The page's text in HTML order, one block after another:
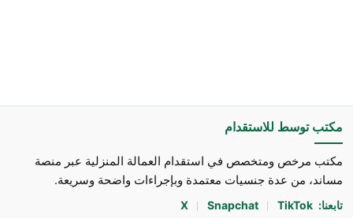
مكتب توسط للاستقدام
مكتب مرخص ومتخصص في استقدام العمالة المنزلية عبر منصة
مساند، من عدة جنسيات معتمدة وبإجراءات واضحة وسريعة.
تابعنا: X Snapchat TikTok